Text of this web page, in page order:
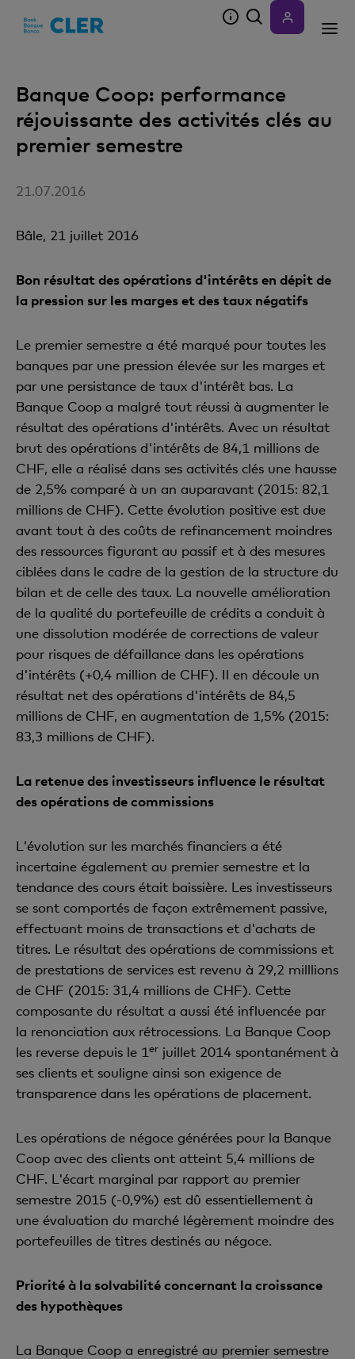
Banque Coop: performance
réjouissante des activités clés au
premier semestre
21.07.2016
Bâle, 21 juillet 2016
Bon résultat des opérations d'intérêts en dépit de
la pression sur les marges et des taux négatifs
Le premier semestre a été marqué pour toutes les
banques par une pression élevée sur les marges et
par une persistance de taux d'intérêt bas. La
Banque Coop a malgré tout réussi à augmenter le
résultat des opérations d'intérêts. Avec un résultat
brut des opérations d'intérêts de 84,1 millions de
CHF, elle a réalisé dans ses activités clés une hausse
de 2,5% comparé à un an auparavant (2015: 82,1
millions de CHF). Cette évolution positive est due
avant tout à des coûts de refinancement moindres
des ressources figurant au passif et à des mesures
ciblées dans le cadre de la gestion de la structure du
bilan et de celle des taux. La nouvelle amélioration
de la qualité du portefeuille de crédits a conduit à
une dissolution modérée de corrections de valeur
pour risques de défaillance dans les opérations
d'intérêts (+0,4 million de CHF). Il en découle un
résultat net des opérations d'intérêts de 84,5
millions de CHF, en augmentation de 1,5% (2015:
83,3 millions de CHF).
La retenue des investisseurs influence le résultat
des opérations de commissions
L'évolution sur les marchés financiers a été
incertaine également au premier semestre et la
tendance des cours était baissière. Les investisseurs
se sont comportés de façon extrêmement passive,
effectuant moins de transactions et d'achats de
titres. Le résultat des opérations de commissions et
de prestations de services est revenu à 29,2 milllions
de CHF (2015: 31,4 millions de CHF). Cette
composante du résultat a aussi été influencée par
la renonciation aux rétrocessions. La Banque Coop
les reverse depuis le 1er juillet 2014 spontanément à
ses clients et souligne ainsi son exigence de
transparence dans les opérations de placement.
Les opérations de négoce générées pour la Banque
Coop avec des clients ont atteint 5,4 millions de
CHF. L'écart marginal par rapport au premier
semestre 2015 (-0,9%) est dû essentiellement à
une évaluation du marché légèrement moindre des
portefeuilles de titres destinés au négoce.
Priorité à la solvabilité concernant la croissance
des hypothèques
La Banque Coop a enregistré au premier semestre